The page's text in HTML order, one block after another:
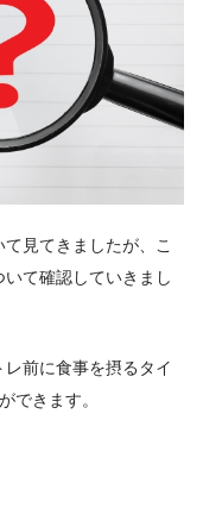
見てきましたが、こ
て確認していきまし
レ前に食事を摂るタイ
できます。